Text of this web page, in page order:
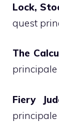
Lock,
quest
The
Fiery